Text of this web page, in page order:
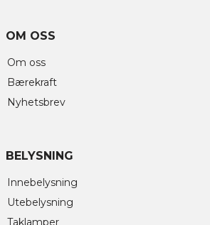
OM OSS
Om oss
Bærekraft
Nyhetsbrev
BELYSNING
Innebelysning
Utebelysning
Taklamper